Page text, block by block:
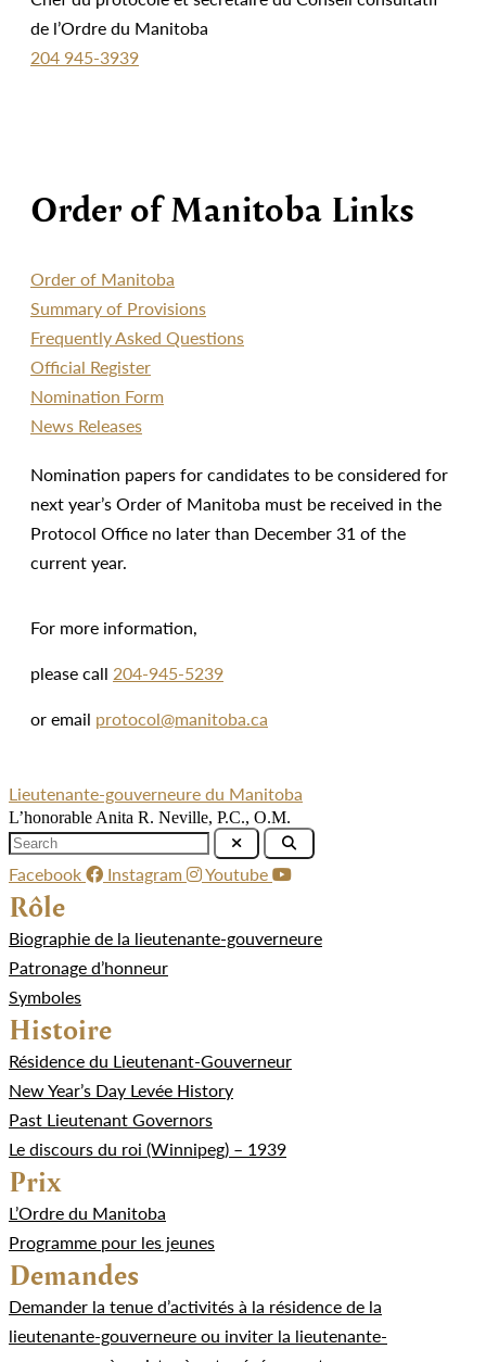
de l’Ordre du Manitoba
204 945-3939
Order of Manitoba Links
Order of Manitoba
Summary of Provisions
Frequently Asked Questions
Official Register
Nomination Form
News Releases
Nomination papers for candidates to be considered for
next year’s Order of Manitoba must be received in the
Protocol Office no later than December 31 of the
current year.
For more information,
please call 204-945-5239
or email protocol@manitoba.ca
Lieutenante-gouverneure du Manitoba
L’honorable Anita R. Neville, P.C., O.M.
Facebook Instagram Youtube
Rôle
Biographie de la lieutenante-gouverneure
Patronage d’honneur
Symboles
Histoire
Résidence du Lieutenant-Gouverneur
New Year’s Day Levée History
Past Lieutenant Governors
Le discours du roi (Winnipeg) – 1939
Prix
L’Ordre du Manitoba
Programme pour les jeunes
Demandes
Demander la tenue d’activités à la résidence de la
lieutenante-gouverneure ou inviter la lieutenante-